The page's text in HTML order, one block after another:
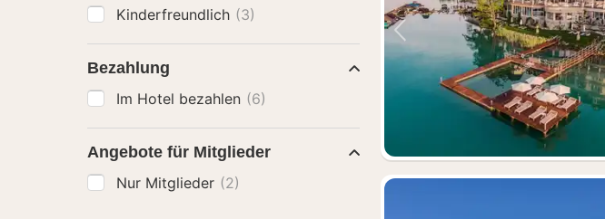
Vorheriges Bild
Kinderfreundlich (3)
Bezahlung
Im Hotel bezahlen (6)
Angebote für Mitglieder
Nur Mitglieder (2)